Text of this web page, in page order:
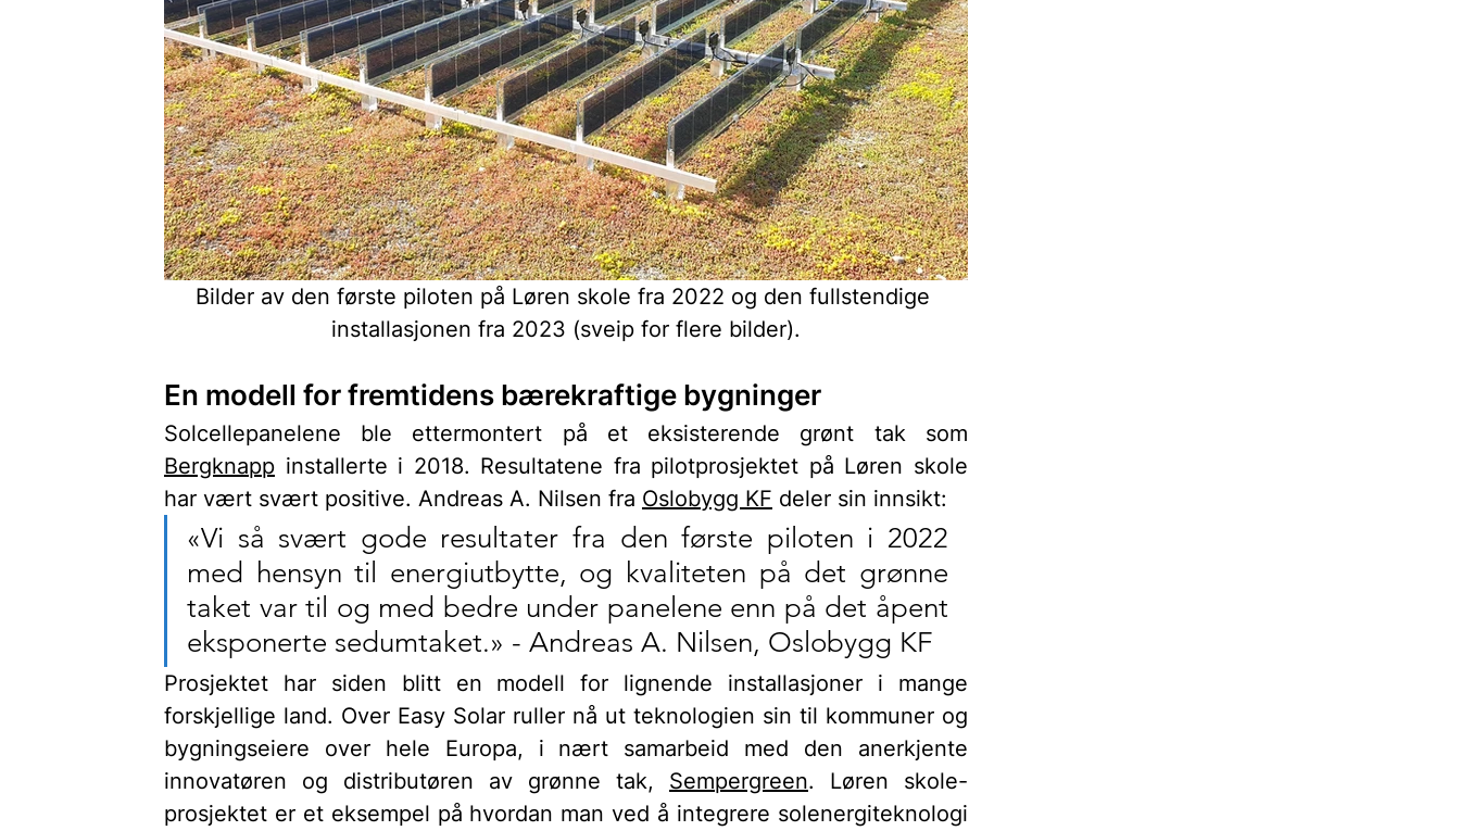
Bilder av den første piloten på Løren skole fra 2022 og den fullstendige
installasjonen fra 2023 (sveip for flere bilder).
En modell for fremtidens bærekraftige bygninger
Bergknapp installerte i 2018. Resultatene fra pilotprosjektet på Løren skole
har vært svært positive. Andreas A. Nilsen fra Oslobygg KF deler sin innsikt:
«Vi så svært gode resultater fra den første piloten i 2022
med hensyn til energiutbytte, og kvaliteten på det grønne
taket var til og med bedre under panelene enn på det åpent
eksponerte sedumtaket.» - Andreas A. Nilsen, Oslobygg KF
Prosjektet har siden blitt en modell for lignende installasjoner i mange
forskjellige land. Over Easy Solar ruller nå ut teknologien sin til kommuner og
bygningseiere over hele Europa, i nært samarbeid med den anerkjente
innovatøren og distributøren av grønne tak, Sempergreen. Løren skole-
prosjektet er et eksempel på hvordan man ved å integrere solenergiteknologi